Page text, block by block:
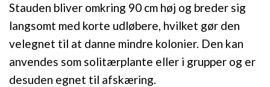
Stauden bliver omkring 90 cm høj og breder sig
langsomt med korte udløbere, hvilket gør den
velegnet til at danne mindre kolonier. Den kan
anvendes som solitærplante eller i grupper og er
desuden egnet til afskæring.